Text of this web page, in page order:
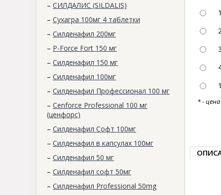
– СИЛДАЛИС (SILDALIS)
– Сухагра 100мг 4 таблетки
– Силденафил 200мг
– P-Force Fort 150 мг
– Силденафил 150 мг
– Силденафил 100мг
– Силденафил Профессионал 100 мг
– Cenforce Professional 100 мг
(ценфорс)
– Силденафил Софт 100мг
– Силденафил в капсулах 100мг
– Силденафил 50 мг
– Силденафил софт 50мг
– Силденафил Professional 50mg
* -